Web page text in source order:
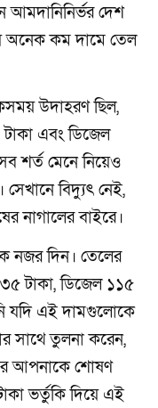
আমদানিনির্ভর দেশ
অনেক কম দামে তেল
উদাহরণ ছিল,
এবং ডিজেল
শর্ত মেনে নিয়েও
বিদ্যুৎ নেই,
নাগালের বাইরে।
নজর দিন। তেলের
টাকা, ডিজেল ১১৫
যদি এই দামগুলোকে
সাথে তুলনা করেন,
আপনাকে শোষণ
ভর্তুকি দিয়ে এই